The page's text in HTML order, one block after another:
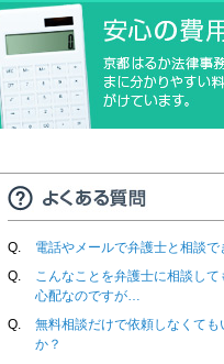
Q.
電話やメールで弁護士と相談で
Q.
こんなことを弁護士に相談して
心配なのですが…
Q.
無料相談だけで依頼しなくても
か？